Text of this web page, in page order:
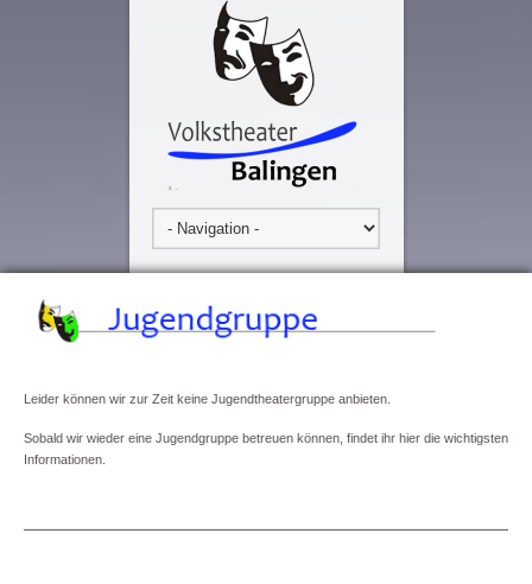
Leider können wir zur Zeit keine Jugendtheatergruppe anbieten.
Sobald wir wieder eine Jugendgruppe betreuen können, findet ihr hier die wichtigsten
Informationen.